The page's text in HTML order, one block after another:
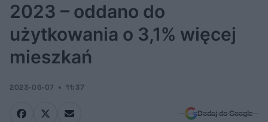
2023 – oddano do
użytkowania o 3,1% więcej
mieszkań
2023-06-07 11:37
Dodaj do Google